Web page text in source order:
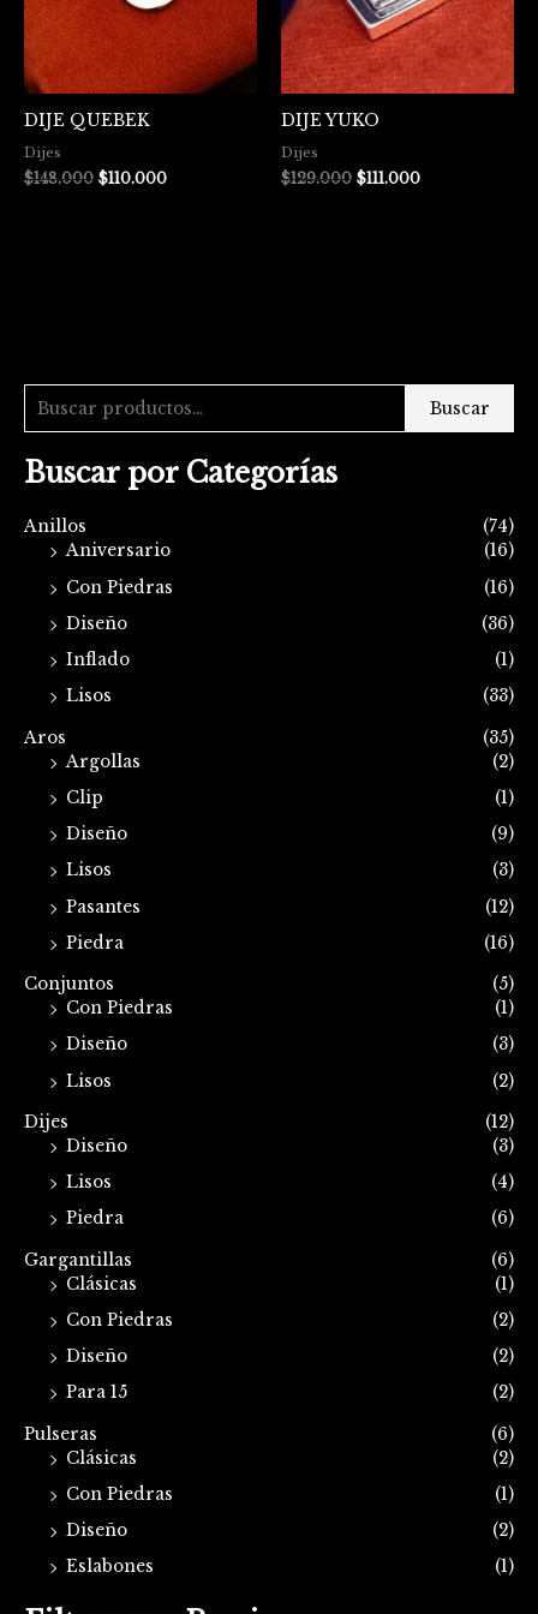
Buscar
Buscar por Categorías
Anillos
(74)
Aniversario
(16)
Con Piedras
(16)
Diseño
(36)
Inflado
(1)
Lisos
(33)
Aros
(35)
Argollas
(2)
Clip
(1)
Diseño
(9)
Lisos
(3)
Pasantes
(12)
Piedra
(16)
Conjuntos
(5)
Con Piedras
(1)
Diseño
(3)
Lisos
(2)
Dijes
(12)
Diseño
(3)
Lisos
(4)
Piedra
(6)
Gargantillas
(6)
Clásicas
(1)
Con Piedras
(2)
Diseño
(2)
Para 15
(2)
Pulseras
(6)
Clásicas
(2)
Con Piedras
(1)
Diseño
(2)
Eslabones
(1)
DIJE QUEBEK
Dijes
$148.000 $110.000
DIJE YUKO
Dijes
$129.000 $111.000